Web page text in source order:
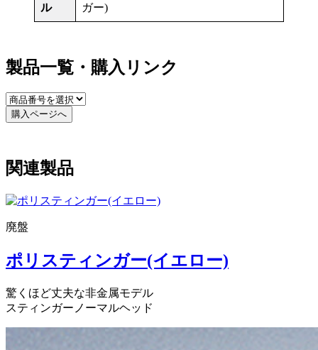
ル
ガー)
製品一覧・購入リンク
購入ページへ
関連製品
廃盤
ポリスティンガー(イエロー)
驚くほど丈夫な非金属モデル
スティンガーノーマルヘッド